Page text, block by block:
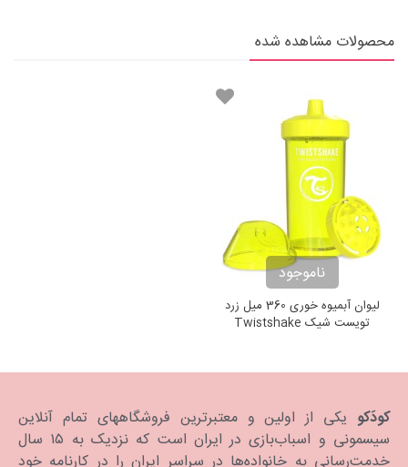
محصولات مشاهده شده
ناموجود
لیوان آبمیوه خوری 360 میل زرد
تویست شیک Twistshake
کودَکو یکی از اولین و معتبرترین فروشگاههای تمام آنلاین
سیسمونی و اسباب‌بازی در ایران است که نزدیک به ۱۵ سال